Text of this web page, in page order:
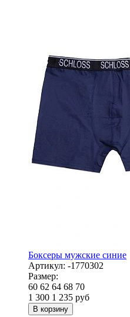
Боксеры мужские синие
Артикул: -1770302
Размер:
60 62 64 68 70
1 300 1 235 руб
В корзину